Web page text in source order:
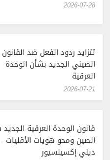
‎2026-07-28
تتزايد ردود الفعل ضد القانون
الصيني الجديد بشأن الوحدة
العرقية
‎2026-07-21
قانون الوحدة العرقية
الصين ومحو هويات الأقليات -
ديلي إكسيلسيور